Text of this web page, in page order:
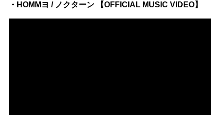
・HOMMヨ / ノクターン 【OFFICIAL MUSIC VIDEO】